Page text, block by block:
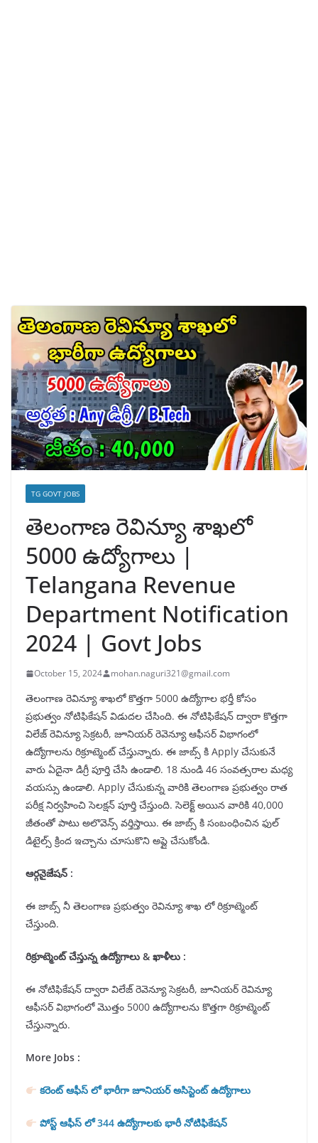
TG GOVT JOBS
తెలంగాణ రెవిన్యూ శాఖలో
5000 ఉద్యోగాలు |
Telangana Revenue
Department Notification
2024 | Govt Jobs
October 15, 2024 mohan.naguri321@gmail.com
తెలంగాణ రెవిన్యూ శాఖలో కొత్తగా 5000 ఉద్యోగాల భర్తీ కోసం
ప్రభుత్వం నోటిఫికేషన్ విడుదల చేసింది. ఈ నోటిఫికేషన్ ద్వారా కొత్తగా
విలేజ్ రెవిన్యూ సెక్రటరీ, జూనియర్ రెవెన్యూ ఆఫీసర్ విభాగంలో
ఉద్యోగాలను రిక్రూట్మెంట్ చేస్తున్నారు. ఈ జాబ్స్ కి Apply చేసుకునే
వారు ఏదైనా డిగ్రీ పూర్తి చేసి ఉండాలి. 18 నుండి 46 సంవత్సరాల మధ్య
వయస్సు ఉండాలి. Apply చేసుకున్న వారికి తెలంగాణ ప్రభుత్వం రాత
పరీక్ష నిర్వహించి సెలక్షన్ పూర్తి చేస్తుంది. సెలెక్ట్ అయిన వారికి 40,000
జీతంతో పాటు అలొవెన్స్ వర్తిస్తాయి. ఈ జాబ్స్ కి సంబంధించిన ఫుల్
డిటైల్స్ క్రింద ఇచ్చాను చూసుకొని అప్లై చేసుకోండి.
ఆర్గనైజేషన్ :
ఈ జాబ్స్ నీ తెలంగాణ ప్రభుత్వం రెవిన్యూ శాఖ లో రిక్రూట్మెంట్
చేస్తుంది.
రిక్రూట్మెంట్ చేస్తున్న ఉద్యోగాలు & ఖాళీలు :
ఈ నోటిఫికేషన్ ద్వారా విలేజ్ రెవెన్యూ సెక్రటరీ, జూనియర్ రెవిన్యూ
ఆఫీసర్ విభాగంలో మొత్తం 5000 ఉద్యోగాలను కొత్తగా రిక్రూట్మెంట్
చేస్తున్నారు.
More Jobs :
కరెంట్ ఆఫీస్ లో భారీగా జూనియర్ అసిస్టెంట్ ఉద్యోగాలు
పోస్ట్ ఆఫీస్ లో 344 ఉద్యోగాలకు భారీ నోటిఫికేషన్